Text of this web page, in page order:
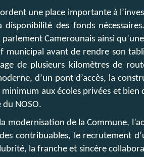
une place importante à
des fonds
Camerounais ainsi
municipal avant de rendre son
de plusieurs kilomètres de
d’un pont d’accès, la
aux écoles privées et
du NOSO.
modernisation de la Commune,
contribuables, le recrutement
la franche et sincère